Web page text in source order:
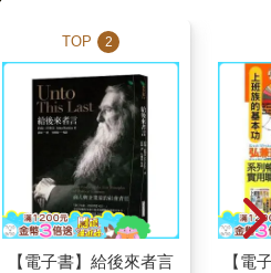
TOP 2
【電子書】給後來者言
【電